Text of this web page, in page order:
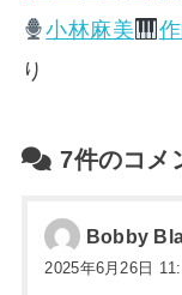
小林麻美
り
7件のコメ
Bobby
2025年6月26日